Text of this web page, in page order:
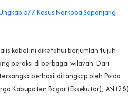
577 Kasus Narkoba Sepanjang
kabel ini diketahui berjumlah tujuh
beraksi di berbagai wilayah. Dari
berhasil ditangkap oleh Polda
Kabupaten Bogor (Eksekutor); AN (28)